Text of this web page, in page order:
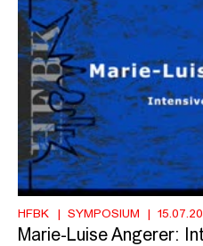
HFBK SYMPOSIUM
Marie-Luise Angerer: